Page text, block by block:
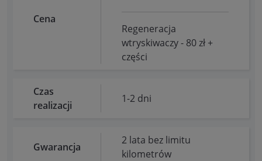
Cena
Regeneracja
wtryskiwaczy - 80 zł +
części
Czas
realizacji
1-2 dni
Gwarancja
2 lata bez limitu
kilometrów